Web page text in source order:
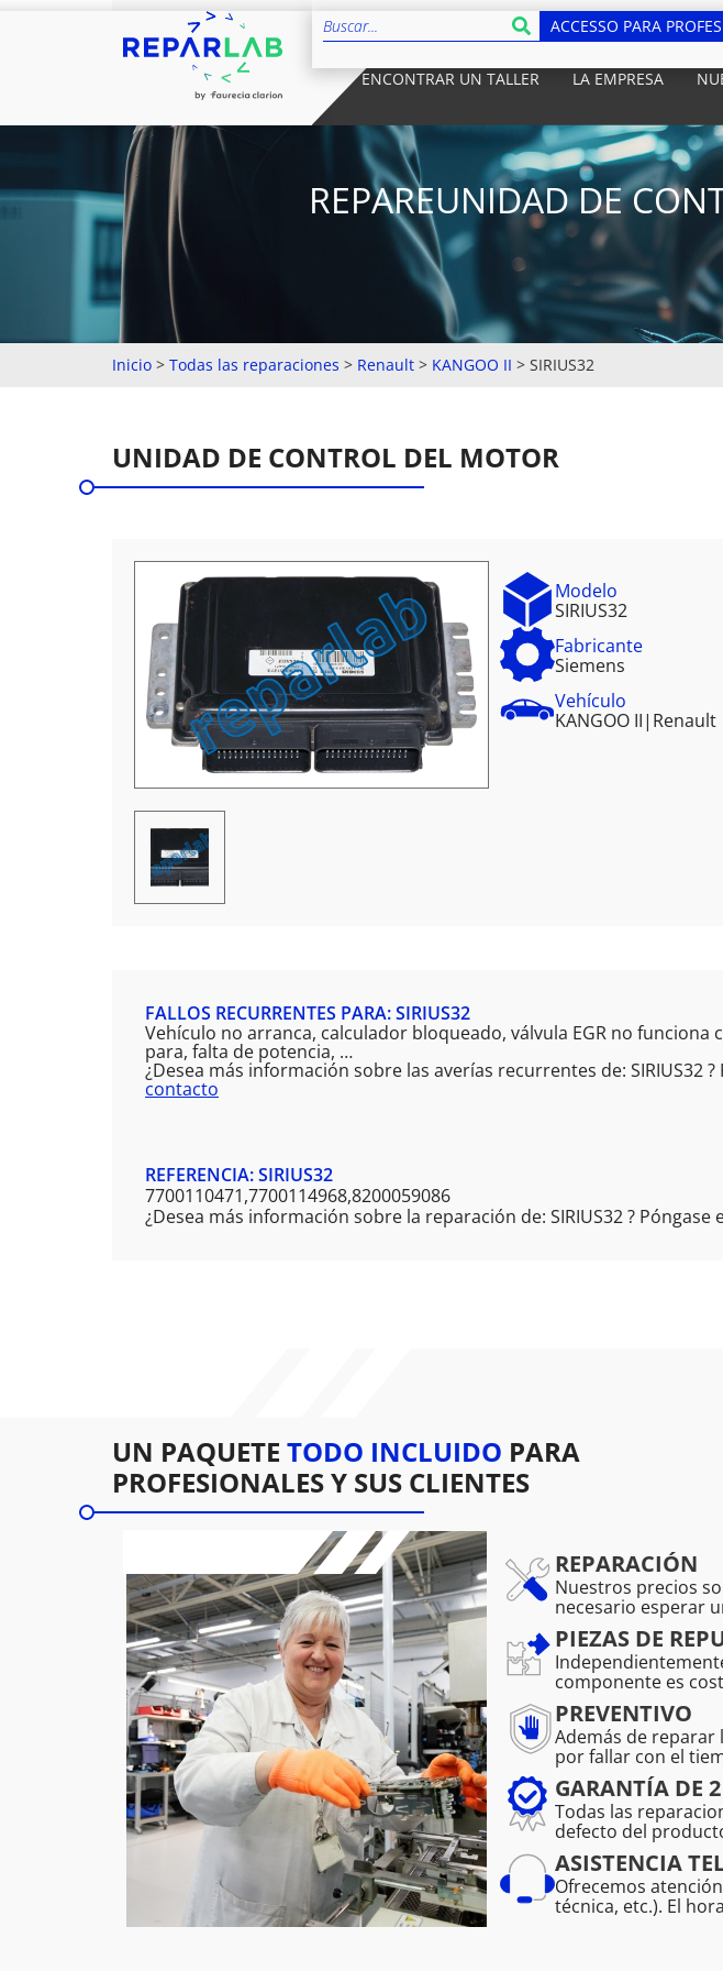
ACCESSO PARA
ENCONTRAR UN TALLER LA EMPRESA
REPAREUNIDAD DE
Inicio > Todas las reparaciones > Renault > KANGOO II > SIRIUS32
UNIDAD DE CONTROL DEL MOTOR
Modelo
SIRIUS32
Fabricante
Siemens
Vehículo
KANGOO II| Renault
FALLOS RECURRENTES PARA: SIRIUS32
Vehículo no arranca, calculador bloqueado, válvula EGR no
para, falta de potencia, …
¿Desea más información sobre las averías recurrentes de: SIRIUS32
contacto
REFERENCIA: SIRIUS32
7700110471,7700114968,8200059086
¿Desea más información sobre la reparación de: SIRIUS32 ?
UN PAQUETE TODO INCLUIDO PARA
PROFESIONALES Y SUS CLIENTES
REPARACIÓN
Nuestros precios
necesario esperar
PIEZAS DE
componente es
PREVENTIVO
Además de
por fallar con el
GARANTÍA DE
Todas las
defecto del
ASISTENCIA
Ofrecemos
técnica, etc.). El